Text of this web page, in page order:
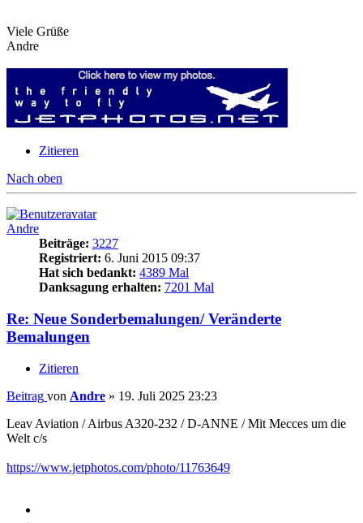
Viele Grüße
Andre
Zitieren
Nach oben
Andre
Beiträge: 3227
Registriert: 6. Juni 2015 09:37
Hat sich bedankt: 4389 Mal
Danksagung erhalten: 7201 Mal
Re: Neue Sonderbemalungen/ Veränderte
Bemalungen
Zitieren
Beitrag von Andre » 19. Juli 2025 23:23
Leav Aviation / Airbus A320-232 / D-ANNE / Mit Mecces um die
Welt c/s
https://www.jetphotos.com/photo/11763649